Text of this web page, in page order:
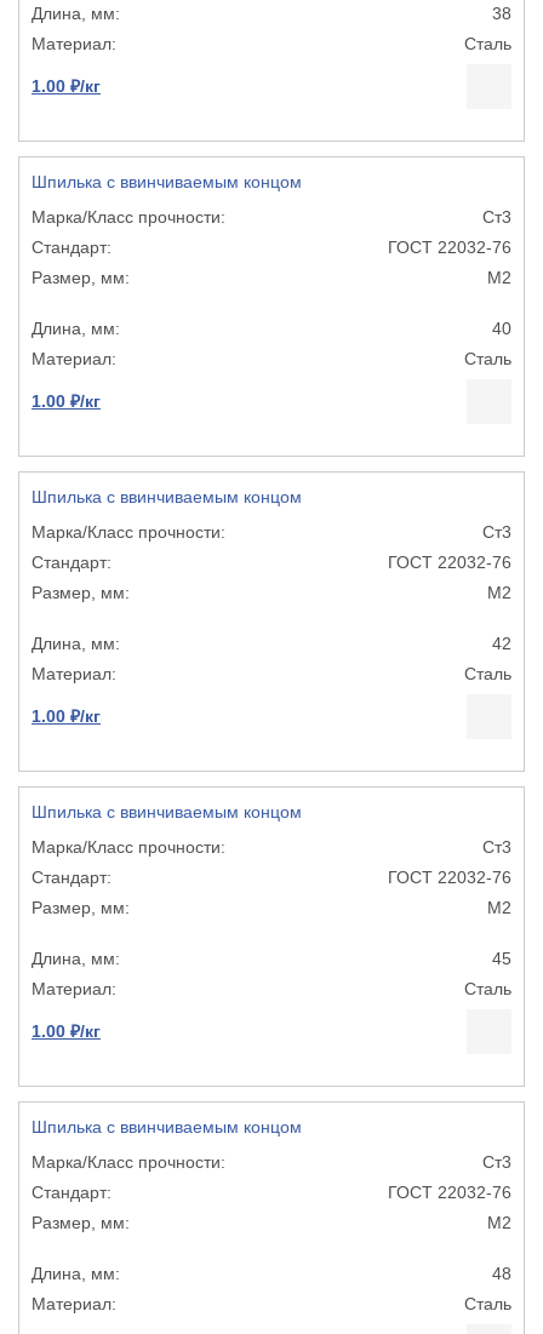
38
Сталь
1.00 ₽/кг
Шпилька с ввинчиваемым концом
Ст3
ГОСТ 22032-76
М2
40
Сталь
1.00 ₽/кг
Шпилька с ввинчиваемым концом
Ст3
ГОСТ 22032-76
М2
42
Сталь
1.00 ₽/кг
Шпилька с ввинчиваемым концом
Ст3
ГОСТ 22032-76
М2
45
Сталь
1.00 ₽/кг
Шпилька с ввинчиваемым концом
Ст3
ГОСТ 22032-76
М2
48
Сталь